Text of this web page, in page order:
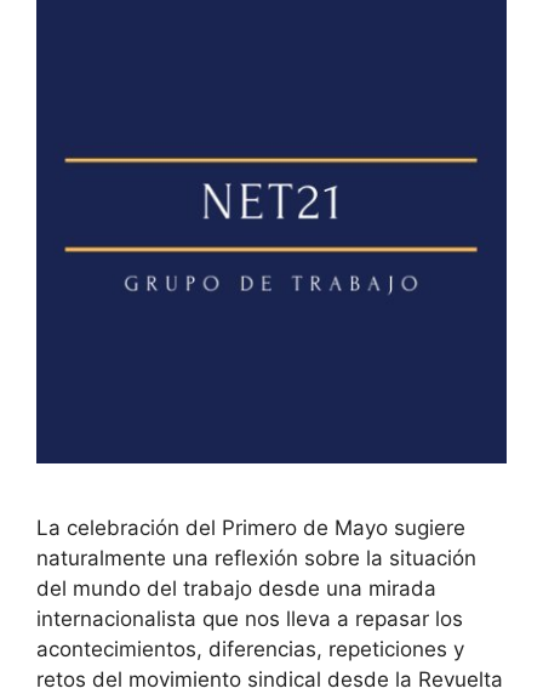
La celebración del Primero de Mayo sugiere
naturalmente una reflexión sobre la situación
del mundo del trabajo desde una mirada
internacionalista que nos lleva a repasar los
acontecimientos, diferencias, repeticiones y
retos del movimiento sindical desde la Revuelta